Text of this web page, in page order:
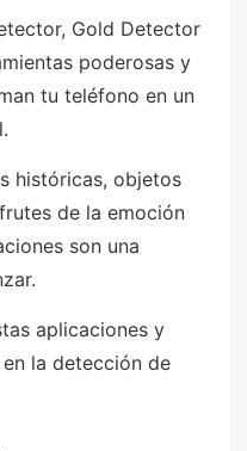
Gold Detector
poderosas y
tu teléfono en un
históricas, objetos
de la emoción
son una
aplicaciones y
la detección de